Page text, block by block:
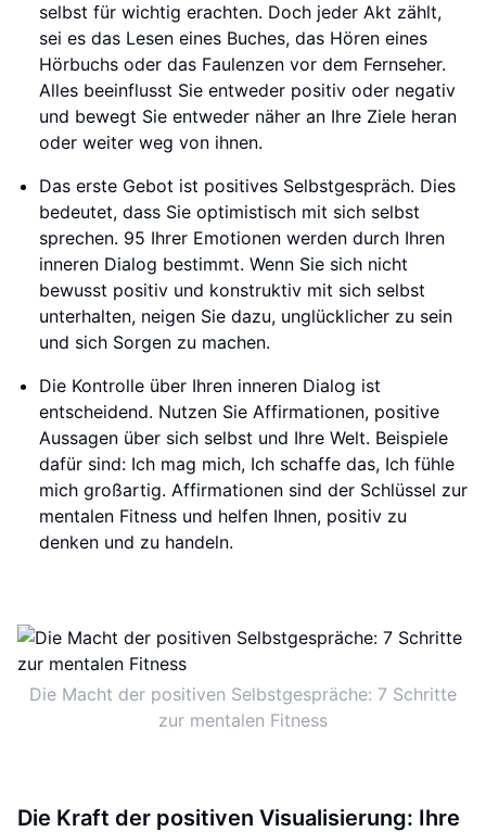
selbst für wichtig erachten. Doch jeder Akt zählt,
sei es das Lesen eines Buches, das Hören eines
Hörbuchs oder das Faulenzen vor dem Fernseher.
Alles beeinflusst Sie entweder positiv oder negativ
und bewegt Sie entweder näher an Ihre Ziele heran
oder weiter weg von ihnen.
Das erste Gebot ist positives Selbstgespräch. Dies
bedeutet, dass Sie optimistisch mit sich selbst
sprechen. 95 Ihrer Emotionen werden durch Ihren
inneren Dialog bestimmt. Wenn Sie sich nicht
bewusst positiv und konstruktiv mit sich selbst
unterhalten, neigen Sie dazu, unglücklicher zu sein
und sich Sorgen zu machen.
Die Kontrolle über Ihren inneren Dialog ist
entscheidend. Nutzen Sie Affirmationen, positive
Aussagen über sich selbst und Ihre Welt. Beispiele
dafür sind: Ich mag mich, Ich schaffe das, Ich fühle
mich großartig. Affirmationen sind der Schlüssel zur
mentalen Fitness und helfen Ihnen, positiv zu
denken und zu handeln.
Die Macht der positiven Selbstgespräche: 7 Schritte
zur mentalen Fitness
Die Kraft der positiven Visualisierung: Ihre